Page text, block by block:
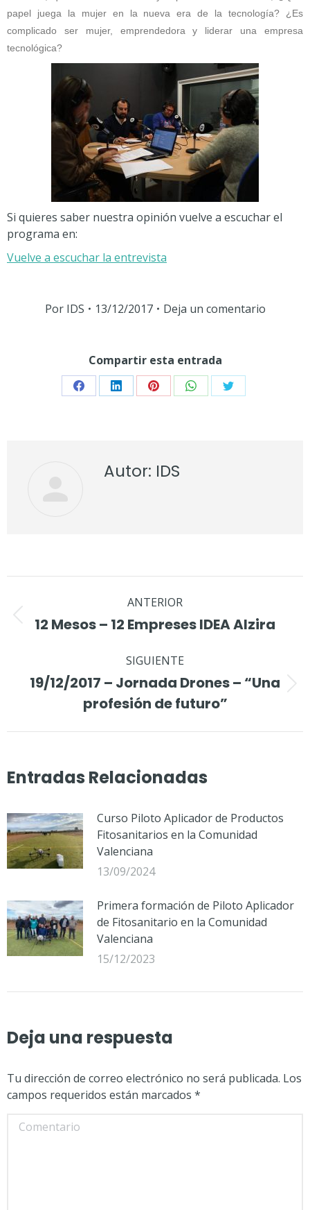
papel juega la mujer en la nueva era de la tecnología? ¿Es
complicado ser mujer, emprendedora y liderar una empresa
tecnológica?
Si quieres saber nuestra opinión vuelve a escuchar el
programa en:
Vuelve a escuchar la entrevista
Por IDS 13/12/2017 Deja un comentario
Compartir esta entrada
Share Share Share Share Share
Autor: IDS
entre
ANTERIOR
Publicación
12 Mesos – 12 Empreses IDEA Alzira
SIGUIENTE
Publicación
siguiente:
19/12/2017 – Jornada Drones – “Una
profesión de futuro”
Entradas Relacionadas
Curso Piloto Aplicador de Productos
Fitosanitarios en la Comunidad
Valenciana
13/09/2024
Primera formación de Piloto Aplicador
de Fitosanitario en la Comunidad
Valenciana
15/12/2023
Deja una respuesta
Tu dirección de correo electrónico no será publicada. Los
campos requeridos están marcados *
Comentario